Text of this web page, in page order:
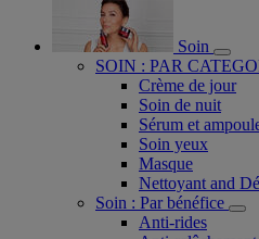
Soin
SOIN : PAR
Crème de jour
Soin de nuit
Sérum et
Soin yeux
Masque
Nettoyant and
Soin : Par bénéfice
Anti-rides